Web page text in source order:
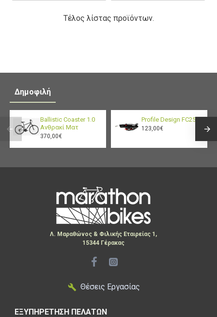
Τέλος λίστας προϊόντων.
Δημοφιλή
Ballistic Coaster 1.0
Ανθρακί Ματ
370,00€
Profile Design FC25
123,00€
Λ. Μαραθώνος & Φιλικής Εταιρείας 1,
15344 Γέρακας
Θέσεις Εργασίας
ΕΞΥΠΗΡΕΤΗΣΗ ΠΕΛΑΤΩΝ